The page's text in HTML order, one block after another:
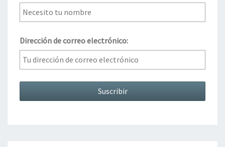
Dirección de correo electrónico: